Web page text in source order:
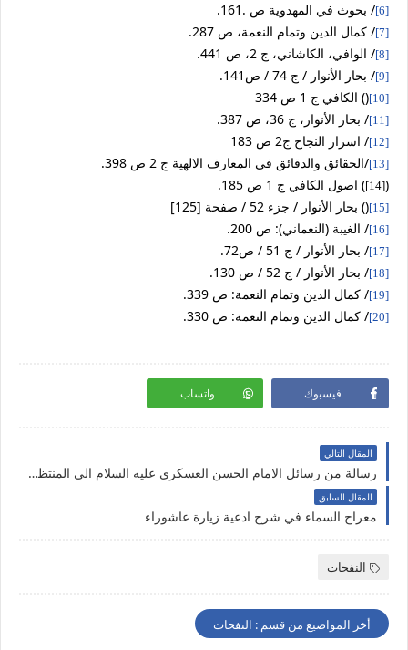
[6]
/ بحوث في المهدوية ص .161.
[7]
/ كمال الدين وتمام النعمة، ص 287.
[8]
/ الوافي، الكاشاني، ج 2، ص 441.
[9]/ بحار الأنوار / ج 74 / ص141.
[10]
)) الكافي ج 1 ص 334
[11]
/ بحار الأنوار، ج 36، ص 387.
[12]/ اسرار النجاح ج2 ص 183
[13]/الحقائق والدقائق في المعارف الالهية ج 2 ص 398.
([14]) اصول الكافي ج 1 ص 185.
[15]
)) بحار الأنوار / جزء 52 / صفحة [125]
[16]/ الغيبة (النعماني): ص 200.
[17]/ بحار الأنوار / ج 51 / ص72.
[18]/ بحار الأنوار / ج 52 / ص 130.
[19]/ كمال الدين وتمام النعمة: ص 339.
[20]/ كمال الدين وتمام النعمة: ص 330.
فيسبوك واتساب
المقال التالي
رسالة من رسائل الامام الحسن العسكري عليه السلام الى المنتظرين
المقال السابق
معراج السماء في شرح ادعية زيارة عاشوراء
النفحات
أخر المواضيع من قسم : النفحات